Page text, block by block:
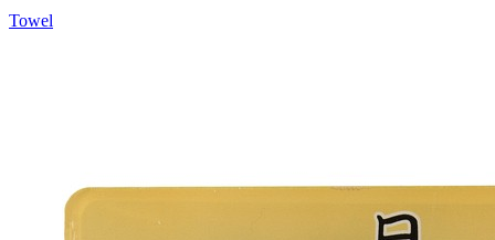
Towel